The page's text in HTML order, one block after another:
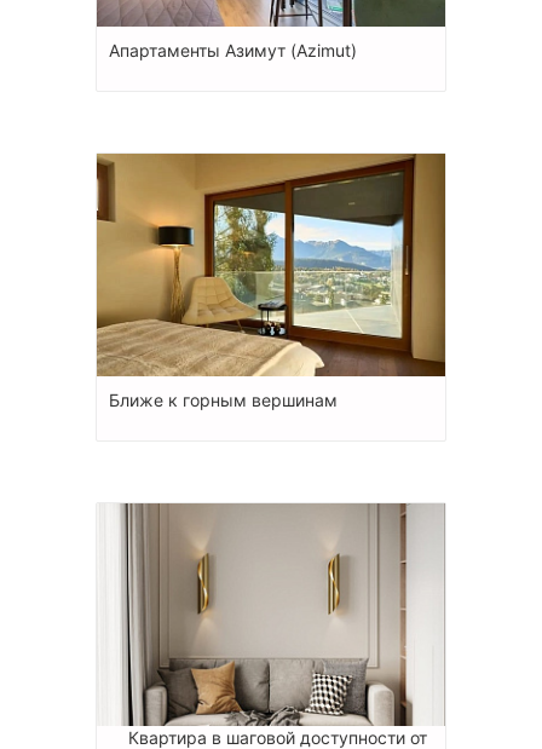
Апартаменты Азимут (Azimut)
Ближе к горным вершинам
Квартира в шаговой доступности от